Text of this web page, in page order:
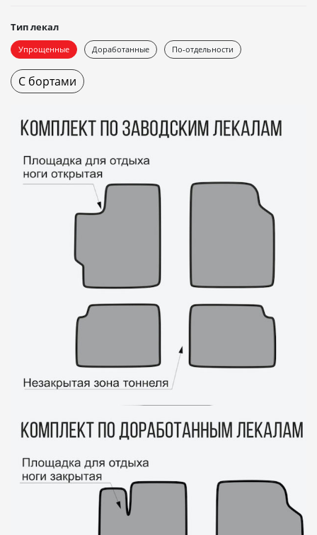
Тип лекал
Упрощенные Доработанные По-отдельности
С бортами